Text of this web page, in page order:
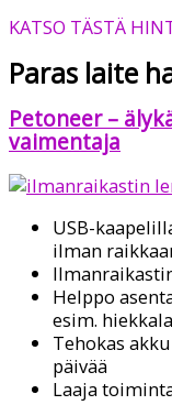
KATSO TÄSTÄ
Paras laite
Petoneer –
vaimentaja
USB-
ilman
Helppo
esim.
Tehokas
päivää
Laaja